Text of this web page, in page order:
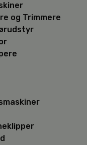
og Trimmere